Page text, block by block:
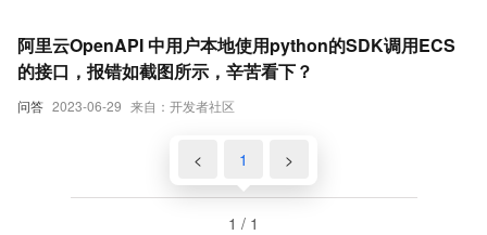
问答 2023-06-29 来自：开发者社区
阿里云OpenAPI 中用户本地使用python的SDK调用ECS
的接口，报错如截图所示，辛苦看下？
< 1 >
1 / 1